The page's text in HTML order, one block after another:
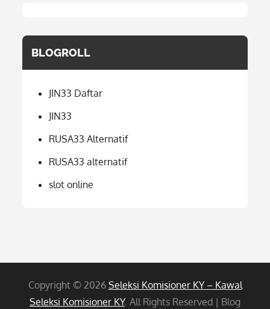
BLOGROLL
JIN33 Daftar
JIN33
RUSA33 Alternatif
RUSA33 alternatif
slot online
Copyright © 2026 Seleksi Komisioner KY – Kawal
Seleksi Komisioner KY. All Rights Reserved | Blog